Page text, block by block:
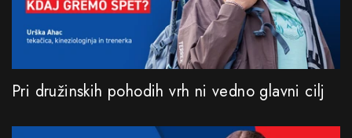
Pri družinskih pohodih vrh ni vedno glavni cilj